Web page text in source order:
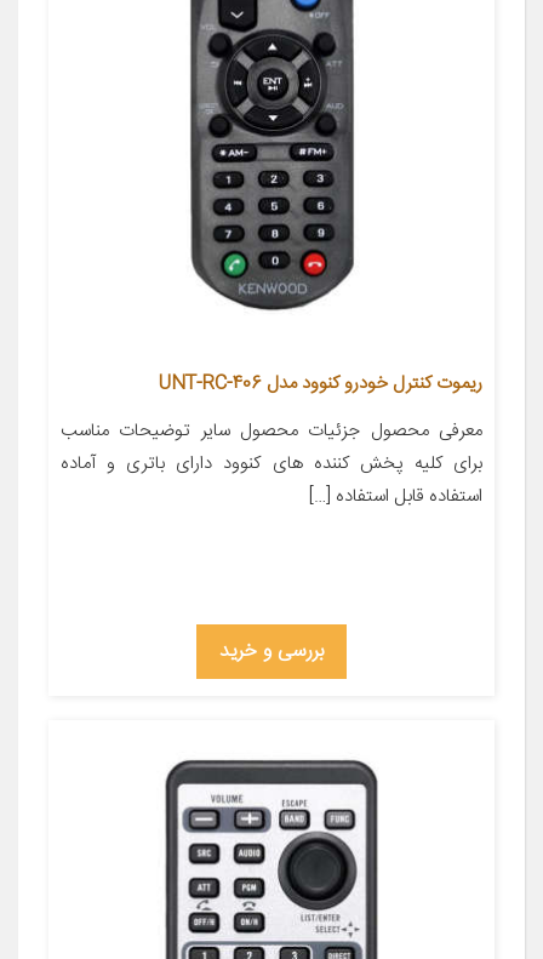
ریموت کنترل خودرو کنوود مدل UNT-RC-406
معرفی محصول جزئیات محصول سایر توضیحات مناسب
برای کلیه پخش کننده های کنوود دارای باتری و آماده
استفاده قابل استفاده […]
بررسی و خرید